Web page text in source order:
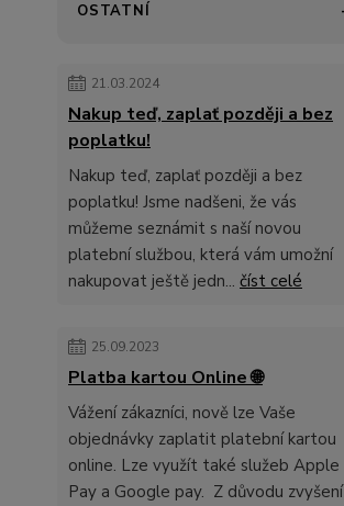
OSTATNÍ
21.03.2024
Nakup teď, zaplať později a bez
poplatku!
Nakup teď, zaplať později a bez
poplatku! Jsme nadšeni, že vás
můžeme seznámit s naší novou
platební službou, která vám umožní
nakupovat ještě jedn... číst celé
25.09.2023
Platba kartou Online 🌐
Vážení zákazníci, nově lze Vaše
objednávky zaplatit platební kartou
online. Lze využít také služeb Apple
Pay a Google pay. Z důvodu zvyšení